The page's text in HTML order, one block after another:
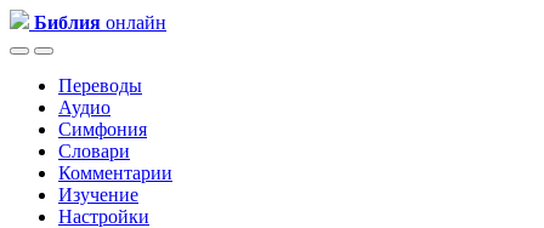
Библия онлайн
Переводы
Аудио
Симфония
Словари
Комментарии
Изучение
Настройки